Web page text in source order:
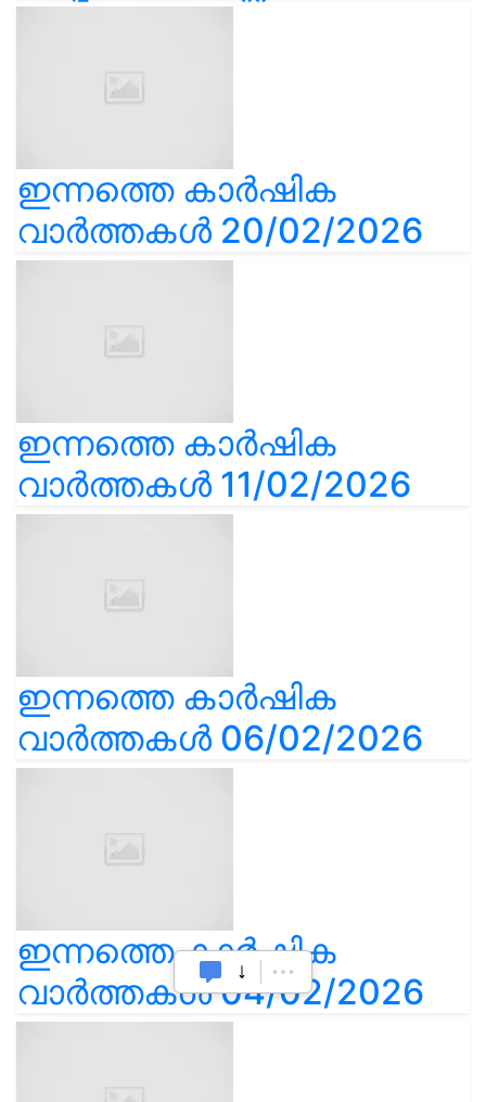
ഇന്നത്തെ കാർഷിക
വാർത്തകൾ 20/02/2026
ഇന്നത്തെ കാർഷിക
വാർത്തകൾ 11/02/2026
ഇന്നത്തെ കാർഷിക
വാർത്തകൾ 06/02/2026
ഇന്നത്തെ കാർഷിക
വാർത്തകൾ 04/02/2026